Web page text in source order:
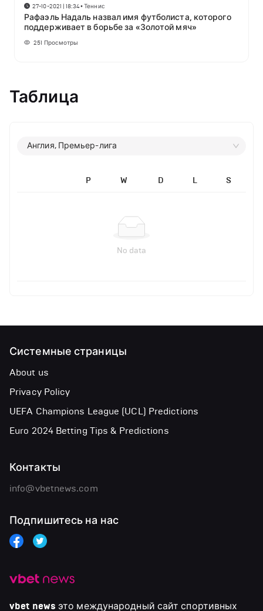
27-10-2021 | 18:34•Теннис
Рафаэль Надаль назвал имя футболиста, которого
поддерживает в борьбе за «Золотой мяч»
251 Просмотры
Таблица
Англия, Премьер-лига
P W D L S
No data
vbet news это международный сайт спортивных
Системные страницы
About us
Privacy Policy
UEFA Champions League (UCL) Predictions
Euro 2024 Betting Tips & Predictions
Контакты
info@vbetnews.com
Подпишитесь на нас